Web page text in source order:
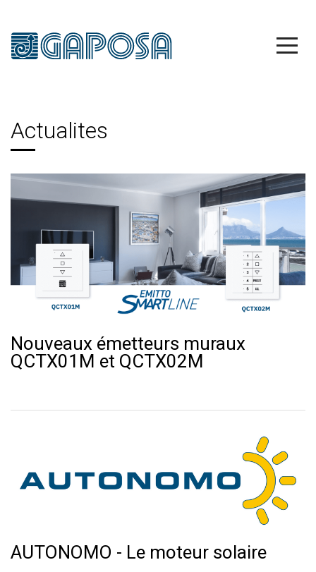
Actualites
Nouveaux émetteurs muraux
QCTX01M et QCTX02M
AUTONOMO - Le moteur solaire